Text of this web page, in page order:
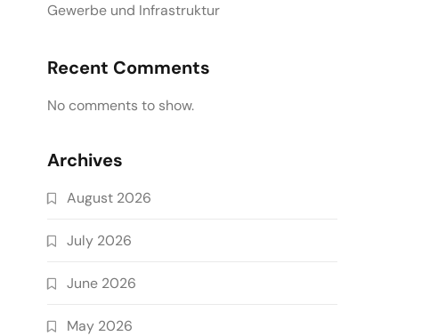
Gewerbe und Infrastruktur
Recent Comments
No comments to show.
Archives
August 2026
July 2026
June 2026
May 2026